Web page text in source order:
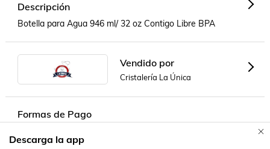
Descripción
Botella para Agua 946 ml/ 32 oz Contigo Libre BPA
Vendido por
Cristalería La Única
Formas de Pago
Descarga la app